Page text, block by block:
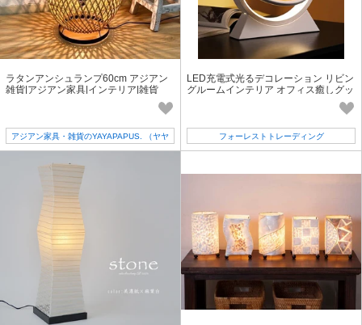
ラタンアンシュランプ60cm アジアン
雑貨|アジアン家具|インテリア|雑貨
アジアン家具・雑貨のYAYAPAPUS. （ヤヤ
パプス）
LED充電式光るデコレーション リビン
グルームインテリア オフィス癒しグッ
フォーレストトレーディング